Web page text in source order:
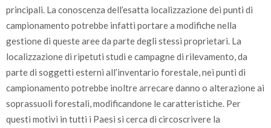
principali. La conoscenza dell’esatta localizzazione dei punti di
campionamento potrebbe infatti portare a modifiche nella
gestione di queste aree da parte degli stessi proprietari. La
localizzazione di ripetuti studi e campagne di rilevamento, da
parte di soggetti esterni all’inventario forestale, nei punti di
campionamento potrebbe inoltre arrecare danno o alterazione ai
soprassuoli forestali, modificandone le caratteristiche. Per
questi motivi in tutti i Paesi si cerca di circoscrivere la